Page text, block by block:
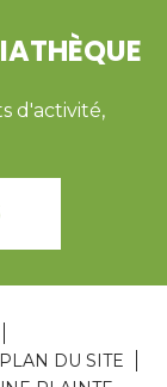
d'activité,
PLAN DU SITE